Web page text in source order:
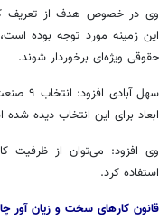
وی در خصوص هدف از تعریف
این زمینه مورد توجه بوده
حقوقی ویژه‌ای برخوردار شوند.
سهل
ابعاد برای این انتخاب دیده
وی افزود: می‌توان از ظرفیت
استفاده کرد.
قانون کارهای سخت و زیان